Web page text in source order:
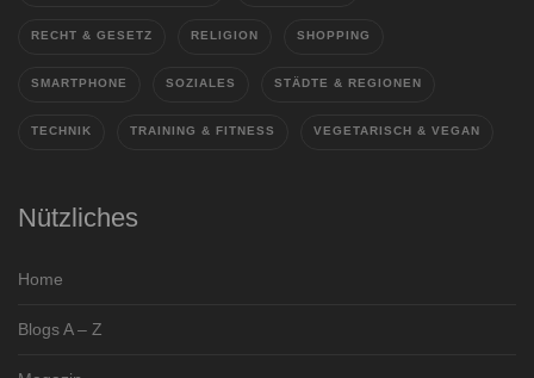
RECHT & GESETZ RELIGION SHOPPING
SMARTPHONE SOZIALES STÄDTE & REGIONEN
TECHNIK TRAINING & FITNESS VEGETARISCH & VEGAN
Nützliches
Home
Blogs A – Z